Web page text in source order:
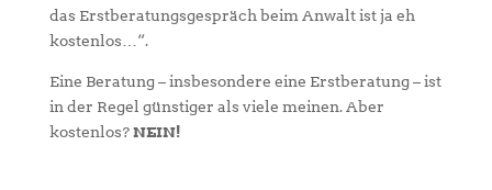
das Erstberatungsgespräch beim Anwalt ist ja eh
kostenlos…“.
Eine Beratung – insbesondere eine Erstberatung – ist
in der Regel günstiger als viele meinen. Aber
kostenlos?NEIN!